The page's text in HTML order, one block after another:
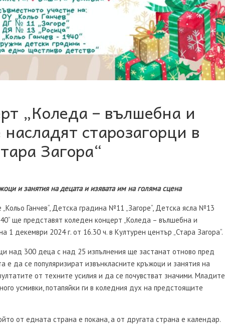
„Коледа – вълшебна и
старозагорци в
Загора“
и занятия на децата и изявата им на голяма сцена
Ганчев“, Детска градина №11 „Загоре“, Детска ясла №13
ще представят коледен концерт „Коледа – вълшебна и
1 декември 2024 г. от 16.30 ч. в Културен център „Стара Загора“.
над 300 деца с над 25 изпълнения ще застанат отново пред
е да се популяризират извънкласните кръжоци и занятия на
от техните усилия и да се почувстват значими. Младите
усмивки, потапяйки ги в коледния дух на предстоящите
от едната страна е покана, а от другата страна е календар.